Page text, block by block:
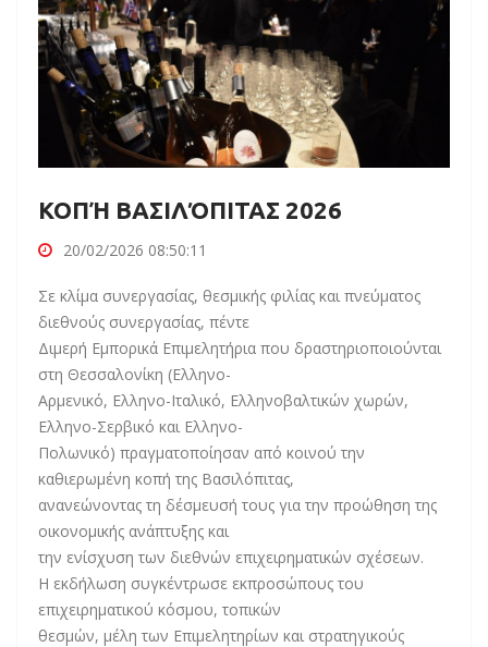
ΚΟΠΉ ΒΑΣΙΛΌΠΙΤΑΣ 2026
20/02/2026 08:50:11
Σε κλίμα συνεργασίας, θεσμικής φιλίας και πνεύματος
διεθνούς συνεργασίας, πέντε
Διμερή Εμπορικά Επιμελητήρια που δραστηριοποιούνται
στη Θεσσαλονίκη (Ελληνο-
Αρμενικό, Ελληνο-Ιταλικό, Ελληνοβαλτικών χωρών,
Ελληνο-Σερβικό και Ελληνο-
Πολωνικό) πραγματοποίησαν από κοινού την
καθιερωμένη κοπή της Βασιλόπιτας,
ανανεώνοντας τη δέσμευσή τους για την προώθηση της
οικονομικής ανάπτυξης και
την ενίσχυση των διεθνών επιχειρηματικών σχέσεων.
Η εκδήλωση συγκέντρωσε εκπροσώπους του
επιχειρηματικού κόσμου, τοπικών
θεσμών, μέλη των Επιμελητηρίων και στρατηγικούς